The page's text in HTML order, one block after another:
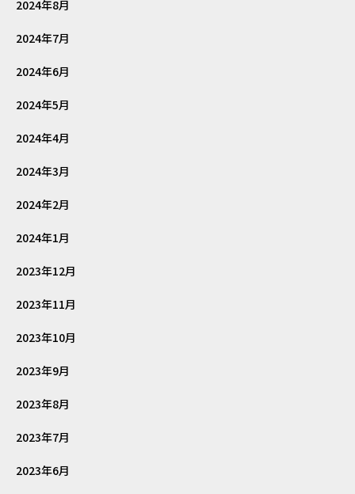
2024年8月
2024年7月
2024年6月
2024年5月
2024年4月
2024年3月
2024年2月
2024年1月
2023年12月
2023年11月
2023年10月
2023年9月
2023年8月
2023年7月
2023年6月